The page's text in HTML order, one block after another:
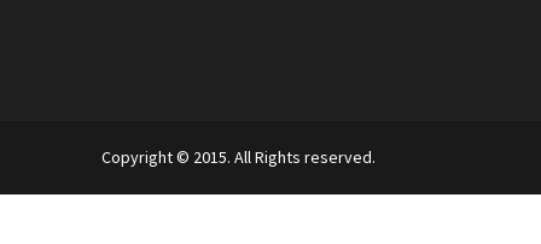
Copyright © 2015. All Rights reserved.